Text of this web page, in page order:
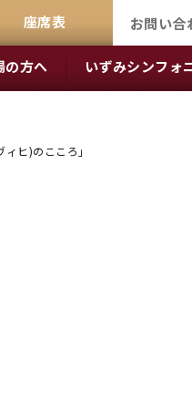
座席表 お問い合
の方へ いずみシンフォ
ヒ)のこころ」